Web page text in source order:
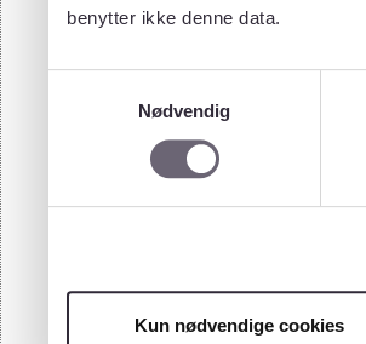
benytter ikke denne data.
Nødvendig
Kun nødvendige cookies